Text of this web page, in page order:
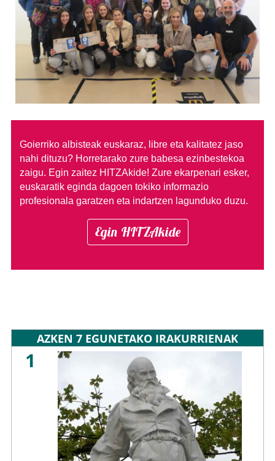
Goierriko albisteak euskaraz, libre eta kalitatez jaso
nahi dituzu? Horretarako zure babesa ezinbestekoa
zaigu. Egin zaitez HITZAkide! Zure ekarpenari esker,
euskaratik eginda dagoen tokiko informazio
profesionala garatzen eta indartzen lagunduko duzu.
Egin HITZAkide
AZKEN 7 EGUNETAKO IRAKURRIENAK
1